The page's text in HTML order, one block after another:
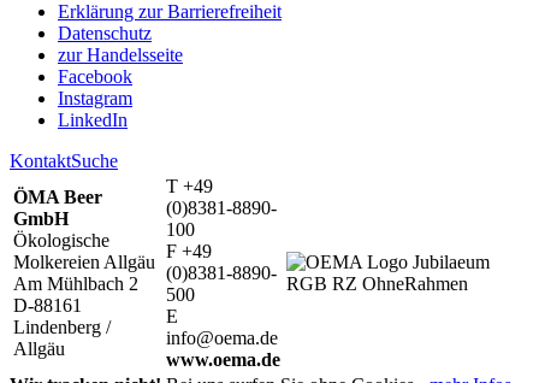
Erklärung zur Barrierefreiheit
Datenschutz
zur Handelsseite
Facebook
Instagram
LinkedIn
KontaktSuche
ÖMA Beer
GmbH
Ökologische
Molkereien Allgäu
Am Mühlbach 2
D-88161
Lindenberg /
Allgäu
T +49
(0)8381-8890-
100
F +49
(0)8381-8890-
500
E
info@oema.de
www.oema.de